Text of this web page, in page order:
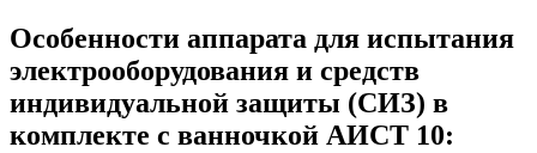
Особенности аппарата для испытания
электрооборудования и средств
индивидуальной защиты (СИЗ) в
комплекте с ванночкой АИСТ 10: